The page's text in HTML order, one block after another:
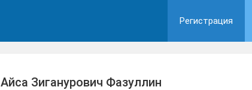
Регистрация
Айса Зиганурович Фазуллин